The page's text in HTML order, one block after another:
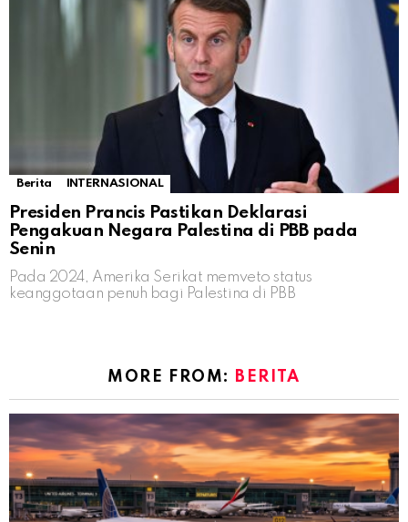
Berita INTERNASIONAL
Presiden Prancis Pastikan Deklarasi
Pengakuan Negara Palestina di PBB pada
Senin
Pada 2024, Amerika Serikat memveto status
keanggotaan penuh bagi Palestina di PBB
MORE FROM: BERITA